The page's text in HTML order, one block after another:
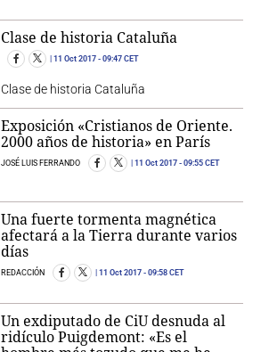
Clase de historia Cataluña
11 Oct 2017 - 09:47 CET
Clase de historia Cataluña
Exposición «Cristianos de Oriente.
2000 años de historia» en París
JOSÉ LUIS FERRANDO 11 Oct 2017 - 09:55 CET
Una fuerte tormenta magnética
afectará a la Tierra durante varios
días
REDACCIÓN 11 Oct 2017 - 09:58 CET
Un exdiputado de CiU desnuda al
ridículo Puigdemont: «Es el